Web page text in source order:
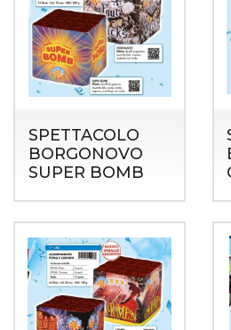
SPETTACOLO
BORGONOVO
SUPER BOMB